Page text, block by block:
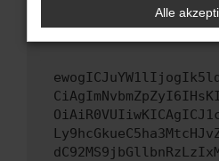
uns diesen TextAlle